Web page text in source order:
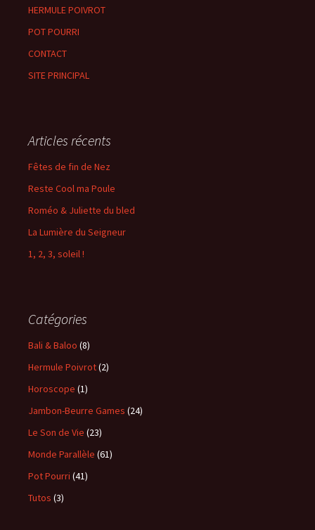
HERMULE POIVROT
POT POURRI
CONTACT
SITE PRINCIPAL
Articles récents
Fêtes de fin de Nez
Reste Cool ma Poule
Roméo & Juliette du bled
La Lumière du Seigneur
1, 2, 3, soleil !
Catégories
Bali & Baloo (8)
Hermule Poivrot(2)
Horoscope (1)
Jambon-Beurre Games (24)
Le Son de Vie (23)
Monde Parallèle (61)
Pot Pourri (41)
Tutos (3)